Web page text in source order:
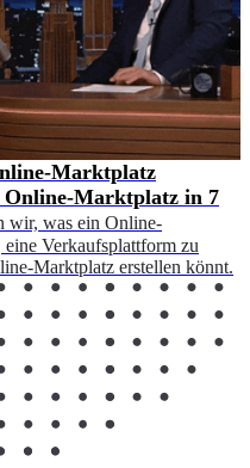
Marktplatz
Online-Marktplatz in 7
wir, was ein Online-
Verkaufsplattform zu
Marktplatz erstellen könnt.